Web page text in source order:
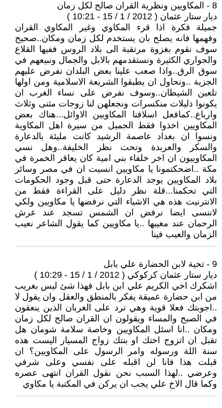
8 - المكاويين ونظرية القران صالح لكل زمان
ديار ستار عثمان ( 2012 / 1 / 15 - 10:21 )
جميلة فكرة اذا قرء المكاوي وغير المكاوي القران
وفهمها فانه يصلح بان يستخدم لكل زمان ومكان..صحيح
سوف نقوم بغزوة مرتقبة الى بلاد الروس ففيها القلاع
والجواري الكثيرة ونستقدمهم بالابل والجمال ونبيعهم في
سوق الرق..واذا صعب علينا بعض البلدان نفرض عليهم
الجزية ..ونحاول ان يطبقوا الشريعة الاسلامية ومن اولها
تلعين الشيطان..وسوف نفرض على نساء الغرب ان
يكونوا ذليلات منكسرات ونجعلهن لنا زوجات مثنى وثلاث
وارباع..كمافعل اسلافنا المكاويين الاوائل...هناك بعض
المكاويين اخذوا فقط الجميل من سيرة اهل المكاوية
ونسوا ان بغداد عاصمة الرشيد كانت مليئة بالدعارة
والسكر والعربدة وتحت نظر الخليفة..وهل نسي
المكاوييون ان اخر خلفاء بني امية كان يعاقر الخمرة في
مكة ..اضحكتمونا يا مكاويين انسيت ان في مصر وسائر
بلاد المكاويين يوجد الدعارة حتى قبل وجود الحكومات
التي تحكمنا...قلة نظر دليل على القراءة فقط من
الانترنيت هذه هي الاشياء التي نرفضها يا مكاويين ولكي
لاننسى ايضا نرفض ان الشمس تسجد عند عرش
الرحمان عند مغيبها ..يا مكاويين كما يقول الشاعر نعيب
الزمان والعيب فينا
9 - تحية لابن الحضارة علي بابل
ديار ستار عثمان كركوكي ( 2012 / 1 / 15 - 10:29 )
اشكرك اخي الكريم علي ابن بابل فهذا شئ ليس بغريب
من ابن حضارة عميقة يفكر بالمنطق والعقل وان يقول لا
..اجوبتك فعلا قوية وهي ترد على الغربان الذين ينعقون
في الصبح والمساء ويقولون ان القران صالح لكل زمان
ومكان ..انا اسئل المكاويين وخاصة سلامة شومان هل
تقبل ان اتزوج اختك او بنتك زواج المسيار اليست هذه
سنة اللة ورسوله وامر الرسول على المكاويين؟ ان
قبلت هذا فانا لن اقبله على نفسي وعلى شرفي
وعرضي ..لهذا السبب نحن نقول القران انتهى عصره
وكما قال الاخ علي يجب ان يركن في المكتبة يا مكاوي